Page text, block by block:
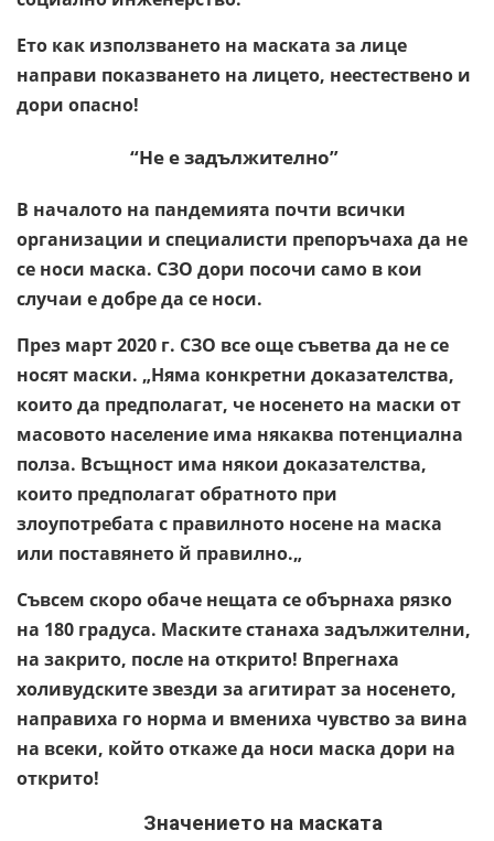
Ето как използването на маската за лице
направи показването на лицето, неестествено и
дори опасно!
“Не е задължително”
В началото на пандемията почти всички
организации и специалисти препоръчаха да не
се носи маска. СЗО дори посочи само в кои
случаи е добре да се носи.
През март 2020 г. СЗО все още съветва да не се
носят маски. „Няма конкретни доказателства,
които да предполагат, че носенето на маски от
масовото население има някаква потенциална
полза. Всъщност има някои доказателства,
които предполагат обратното при
злоупотребата с правилното носене на маска
или поставянето й правилно.„
Съвсем скоро обаче нещата се обърнаха рязко
на 180 градуса. Маските станаха задължителни,
на закрито, после на открито! Впрегнаха
холивудските звезди за агитират за носенето,
направиха го норма и вмениха чувство за вина
на всеки, който откаже да носи маска дори на
открито!
Значението на маската